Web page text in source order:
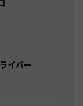
イバー